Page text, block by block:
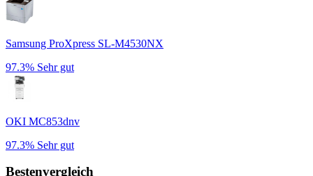
Samsung ProXpress SL-M4530NX
97.3% Sehr gut
OKI MC853dnv
97.3% Sehr gut
Bestenvergleich